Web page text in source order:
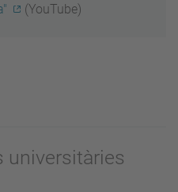
(YouTube)
universitàries